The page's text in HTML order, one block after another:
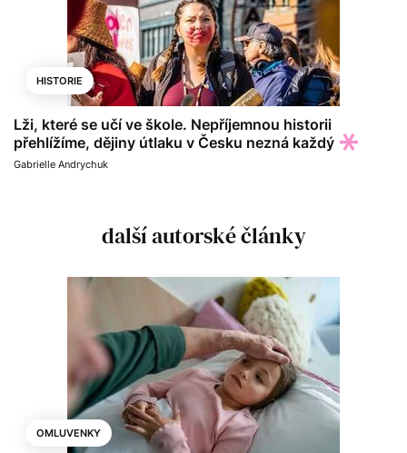
HISTORIE
Lži, které se učí ve škole. Nepříjemnou historii
přehlížíme, dějiny útlaku v Česku nezná každý
Gabrielle Andrychuk
další autorské články
OMLUVENKY